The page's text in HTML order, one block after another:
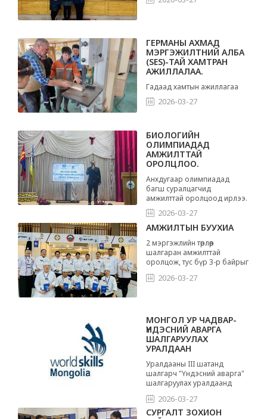
ГЕРМАНЫ АХМАД
МЭРГЭЖИЛТНИЙ АЛБА
(SES)-ТАЙ ХАМТРАН
АЖИЛЛАЛАА.
Гадаад хамтын ажиллагаа
2026-03-27
БИОЛОГИЙН
ОЛИМПИАДАД
АМЖИЛТТАЙ
ОРОЛЦЛОО.
Анхдугаар олимпиадад
багш суралцагчид
амжилттай оролцоод ирлээ.
2026-03-27
АМЖИЛТЫН БУУХИА
2 мэргэжлийн төрлөөр
шалгаран амжилттай
оролцож, тус бүр 3-р байрыг
эзэллээ.
2026-03-27
МОНГОЛ УР ЧАДВАР-
ҮНДЭСНИЙ АВАРГА
ШАЛГАРУУЛАХ
УРАЛДААН
Уралдааны III шатанд
шалгарч "Үндэсний аварга"
шалгаруулах уралдаанд
оролцож буй багш,
суралцагчдадаа амжилт
хүсье.
2026-03-27
СУРГАЛТ ЗОХИОН